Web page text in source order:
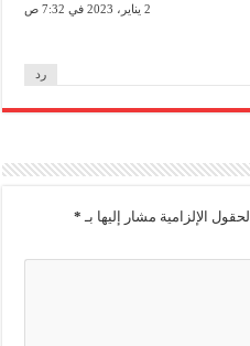
2 يناير، 2023 في 7:32 ص
رد
الحقول الإلزامية مشار إليها بـ *